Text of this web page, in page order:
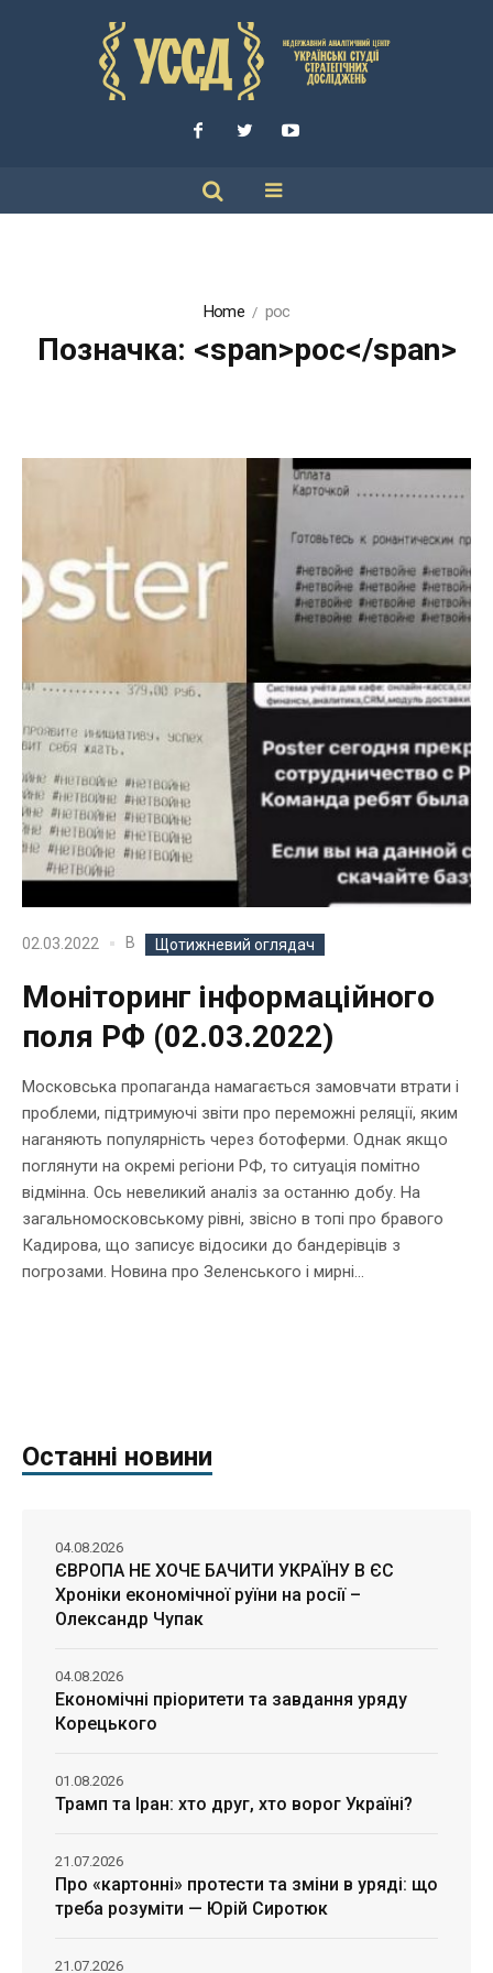
Home рос
Позначка: <span>рос</span>
02.03.2022 В Щотижневий оглядач
Моніторинг інформаційного
поля РФ (02.03.2022)
Московська пропаганда намагається замовчати втрати і
проблеми, підтримуючі звіти про переможні реляції, яким
наганяють популярність через ботоферми. Однак якщо
поглянути на окремі регіони РФ, то ситуація помітно
відмінна. Ось невеликий аналіз за останню добу. На
загальномосковському рівні, звісно в топі про бравого
Кадирова, що записує відосики до бандерівців з
погрозами. Новина про Зеленського і мирні...
Останні новини
ЄВРОПА НЕ ХОЧЕ БАЧИТИ УКРАЇНУ В ЄС
Хроніки економічної руїни на росії –
Олександр Чупак
04.08.2026
Економічні пріоритети та завдання уряду
Корецького
04.08.2026
Трамп та Іран: хто друг, хто ворог Україні?
01.08.2026
Про «картонні» протести та зміни в уряді: що
треба розуміти — Юрій Сиротюк
21.07.2026
21.07.2026